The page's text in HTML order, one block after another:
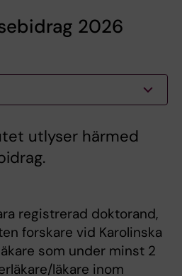
2026
utlyser härmed
registrerad doktorand,
forskare vid Karolinska
som under minst 2
läkare inom